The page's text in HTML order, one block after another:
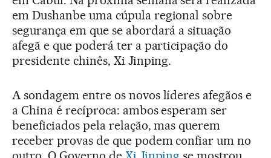
em Dushanbe uma cúpula regional sobre
segurança em que se abordará a situação
afegã e que poderá ter a participação do
presidente chinês, Xi Jinping.
A sondagem entre os novos líderes afegãos e
a China é recíproca: ambos esperam ser
beneficiados pela relação, mas querem
receber provas de que podem confiar um no